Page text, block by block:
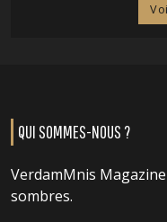
QUI SOMMES-NOUS ?
VerdamMnis
sombres.